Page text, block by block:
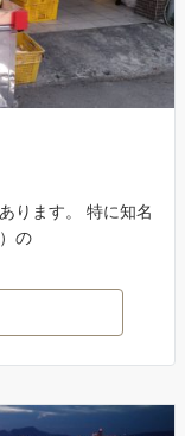
ります。 特に知名
の